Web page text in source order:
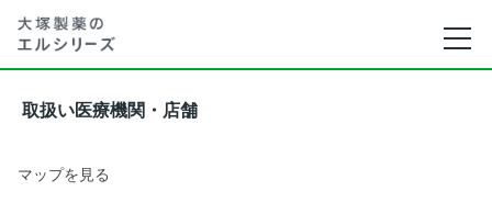
取扱い医療機関・店舗
マップを見る